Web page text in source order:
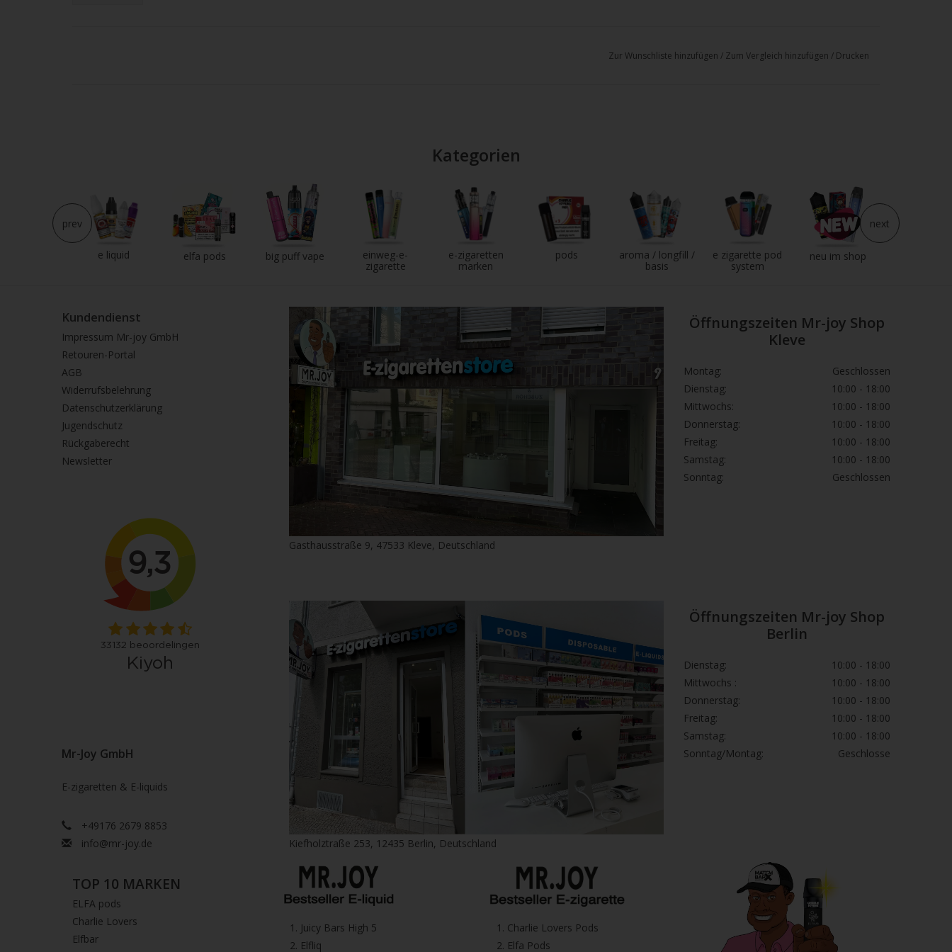
Zur Wunschliste hinzufügen / Zum Vergleich hinzufügen / Drucken
Kategorien
e liquid elfa pods big puff vape
einweg-e-
zigarette
e-zigaretten
marken
pods
aroma / longfill /
basis
e zigarette pod
system
neu im shop
prev next
Kundendienst
Impressum Mr-joy GmbH
Retouren-Portal
AGB
Widerrufsbelehrung
Datenschutzerklärung
Jugendschutz
Rückgaberecht
Newsletter
Mr-Joy GmbH
E-zigaretten & E-liquids
+49176 2679 8853
info@mr-joy.de
Gasthausstraße 9, 47533 Kleve, Deutschland
Kiefholztraße 253, 12435 Berlin, Deutschland
Öffnungszeiten Mr-joy Shop
Kleve
Montag:
Geschlossen
Dienstag:
10:00 - 18:00
Mittwochs:
10:00 - 18:00
Donnerstag:
10:00 - 18:00
Freitag:
10:00 - 18:00
Samstag:
10:00 - 18:00
Sonntag:
Geschlossen
Öffnungszeiten Mr-joy Shop
Berlin
Dienstag:
10:00 - 18:00
Mittwochs :
10:00 - 18:00
Donnerstag:
10:00 - 18:00
Freitag:
10:00 - 18:00
Samstag:
10:00 - 18:00
Sonntag/Montag:
Geschlosse
TOP 10 MARKEN
ELFA pods
Charlie Lovers
Elfbar
1.⁠ ⁠Juicy Bars High 5
2.⁠ ⁠⁠Elfliq
1.⁠ ⁠Charlie Lovers Pods
2.⁠ ⁠⁠Elfa Pods